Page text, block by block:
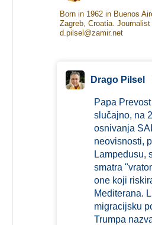
Born in 1962 in Buenos
Zagreb, Croatia. Journalist
d.pilsel@zamir.net
Drago Pilsel
Papa
slučajno, na
osnivanja
neovisnosti,
Lampedusu,
smatra
one koji
Mediterana.
migracijsku
Trumpa